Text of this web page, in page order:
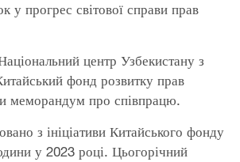
у прогрес світової справи прав
центр Узбекистану з
фонд розвитку прав
меморандум про співпрацю.
з ініціативи Китайського фонду
у 2023 році. Цьогорічний